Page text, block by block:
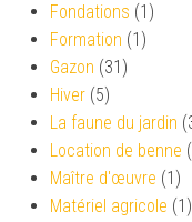
Fondations (1)
Formation (1)
Gazon (31)
Hiver (5)
La faune du jardin
Location de benne
Maître d'œuvre (1)
Matériel agricole (1)